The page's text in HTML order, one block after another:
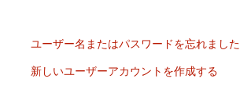
ユーザー名またはパスワードを忘れました
新しいユーザーアカウントを作成する